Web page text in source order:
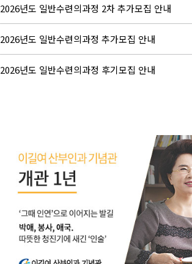
2026년도 일반수련의과정 2차 추가모집 안내
2026년도 일반수련의과정 추가모집 안내
2026년도 일반수련의과정 후기모집 안내